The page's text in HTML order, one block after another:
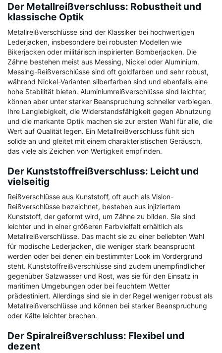
Der Metallreißverschluss: Robustheit und
klassische Optik
Metallreißverschlüsse sind der Klassiker bei hochwertigen
Lederjacken, insbesondere bei robusten Modellen wie
Bikerjacken oder militärisch inspirierten Bomberjacken. Die
Zähne bestehen meist aus Messing, Nickel oder Aluminium.
Messing-Reißverschlüsse sind oft goldfarben und sehr robust,
während Nickel-Varianten silberfarben sind und ebenfalls eine
hohe Stabilität bieten. Aluminiumreißverschlüsse sind leichter,
können aber unter starker Beanspruchung schneller verbiegen.
Ihre Langlebigkeit, die Widerstandsfähigkeit gegen Abnutzung
und die markante Optik machen sie zur ersten Wahl für alle, die
Wert auf Qualität legen. Ein Metallreißverschluss fühlt sich
solide an und gleitet mit einem charakteristischen Geräusch,
das viele als Zeichen von Wertigkeit empfinden.
Der Kunststoffreißverschluss: Leicht und
vielseitig
Reißverschlüsse aus Kunststoff, oft auch als Vislon-
Reißverschlüsse bezeichnet, bestehen aus injiziertem
Kunststoff, der geformt wird, um Zähne zu bilden. Sie sind
leichter und in einer größeren Farbvielfalt erhältlich als
Metallreißverschlüsse. Das macht sie zu einer beliebten Wahl
für modische Lederjacken, die weniger stark beansprucht
werden oder bei denen ein bestimmter Look im Vordergrund
steht. Kunststoffreißverschlüsse sind zudem unempfindlicher
gegenüber Salzwasser und Rost, was sie für den Einsatz in
maritimen Umgebungen oder bei feuchtem Wetter
prädestiniert. Allerdings sind sie in der Regel weniger robust als
Metallreißverschlüsse und können bei starker Beanspruchung
oder Kälte leichter brechen.
Der Spiralreißverschluss: Flexibel und
dezent